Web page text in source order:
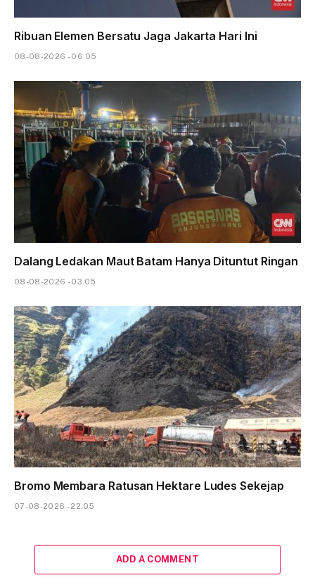
Ribuan Elemen Bersatu Jaga Jakarta Hari Ini
08-08-2026 - 06.05
Dalang Ledakan Maut Batam Hanya Dituntut Ringan
08-08-2026 - 03.05
Bromo Membara Ratusan Hektare Ludes Sekejap
07-08-2026 - 22.05
ADD A COMMENT